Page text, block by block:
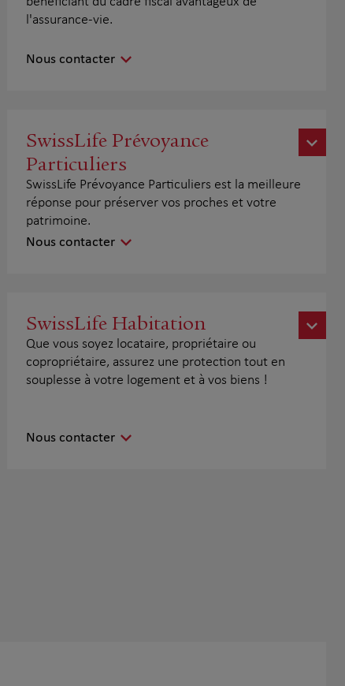
l'assurance-vie.
Nous contacter
SwissLife Prévoyance
Particuliers
SwissLife Prévoyance Particuliers est la meilleure
réponse pour préserver vos proches et votre
patrimoine.
Nous contacter
SwissLife Habitation
Que vous soyez locataire, propriétaire ou
copropriétaire, assurez une protection tout en
souplesse à votre logement et à vos biens !
Nous contacter